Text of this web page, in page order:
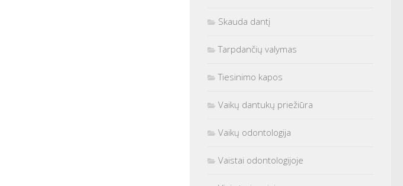
Skauda dantį
Tarpdančių valymas
Tiesinimo kapos
Vaikų dantukų priežiūra
Vaikų odontologija
Vaistai odontologijoje